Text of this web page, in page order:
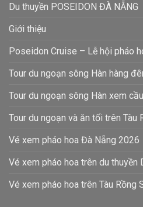
Du thuyền POSEIDON ĐÀ NẴNG
Giới thiệu
Poseidon Cruise – Lễ hội pháo
Tour du ngoạn sông Hàn hàng
Tour du ngoạn sông Hàn xem
Tour du ngoạn và ăn tối trên Tàu
Vé xem pháo hoa Đà Nẵng 2026
Vé xem pháo hoa trên du thuyền
Vé xem pháo hoa trên Tàu Rồng